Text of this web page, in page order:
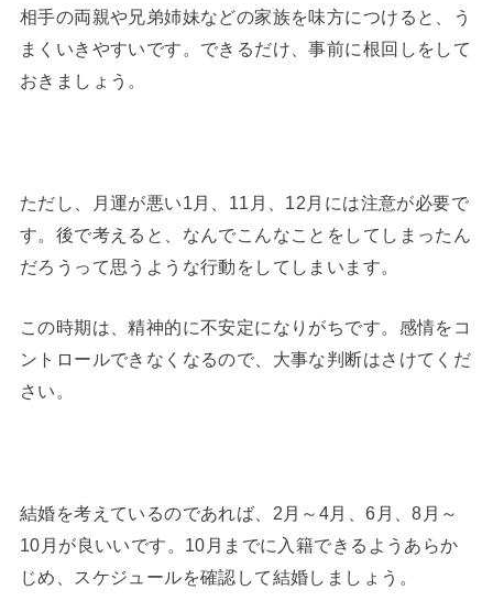
相手の両親や兄弟姉妹などの家族を味方につけると、う
まくいきやすいです。できるだけ、事前に根回しをして
おきましょう。
ただし、月運が悪い1月、11月、12月には注意が必要で
す。後で考えると、なんでこんなことをしてしまったん
だろうって思うような行動をしてしまいます。
この時期は、精神的に不安定になりがちです。感情をコ
ントロールできなくなるので、大事な判断はさけてくだ
さい。
結婚を考えているのであれば、2月～4月、6月、8月～
10月が良いいです。10月までに入籍できるようあらか
じめ、スケジュールを確認して結婚しましょう。